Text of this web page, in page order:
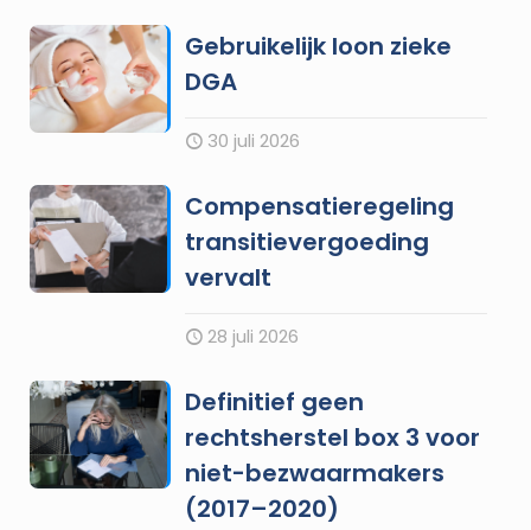
Gebruikelijk loon zieke
DGA
30 juli 2026
Compensatieregeling
transitievergoeding
vervalt
28 juli 2026
Definitief geen
rechtsherstel box 3 voor
niet-bezwaarmakers
(2017–2020)